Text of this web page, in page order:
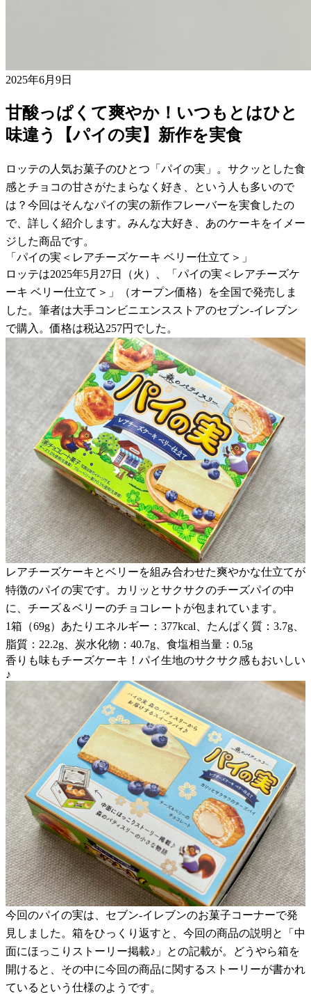
2025年6月9日
甘酸っぱくて爽やか！いつもとはひと
味違う【パイの実】新作を実食
ロッテの人気お菓子のひとつ「パイの実」。サクッとした食
感とチョコの甘さがたまらなく好き、という人も多いので
は？今回はそんなパイの実の新作フレーバーを実食したの
で、詳しく紹介します。みんな大好き、あのケーキをイメー
ジした商品です。
「パイの実＜レアチーズケーキ ベリー仕立て＞」
ロッテは2025年5月27日（火）、「パイの実＜レアチーズケ
ーキ ベリー仕立て＞」（オープン価格）を全国で発売しま
した。筆者は大手コンビニエンスストアのセブン-イレブン
で購入。価格は税込257円でした。
レアチーズケーキとベリーを組み合わせた爽やかな仕立てが
特徴のパイの実です。カリッとサクサクのチーズパイの中
に、チーズ＆ベリーのチョコレートが包まれています。
1箱（69g）あたりエネルギー：377kcal、たんぱく質：3.7g、
脂質：22.2g、炭水化物：40.7g、食塩相当量：0.5g
香りも味もチーズケーキ！パイ生地のサクサク感もおいしい
♪
今回のパイの実は、セブン-イレブンのお菓子コーナーで発
見しました。箱をひっくり返すと、今回の商品の説明と「中
面にほっこりストーリー掲載♪」との記載が。どうやら箱を
開けると、その中に今回の商品に関するストーリーが書かれ
ているという仕様のようです。